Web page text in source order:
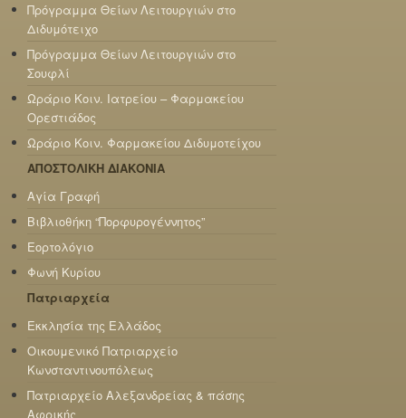
Πρόγραμμα Θείων Λειτουργιών στο
Διδυμότειχο
Πρόγραμμα Θείων Λειτουργιών στο
Σουφλί
Ωράριο Κοιν. Ιατρείου – Φαρμακείου
Ορεστιάδος
Ωράριο Κοιν. Φαρμακείου Διδυμοτείχου
ΑΠΟΣΤΟΛΙΚΗ ΔΙΑΚΟΝΙΑ
Αγία Γραφή
Βιβλιοθήκη “Πορφυρογέννητος”
Εορτολόγιο
Φωνή Κυρίου
Πατριαρχεία
Εκκλησία της Ελλάδος
Οικουμενικό Πατριαρχείο
Κωνσταντινουπόλεως
Πατριαρχείο Αλεξανδρείας & πάσης
Αφρικής